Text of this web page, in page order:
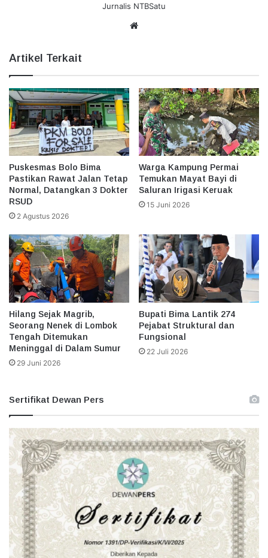
Jurnalis NTBSatu
Artikel Terkait
Puskesmas Bolo Bima
Pastikan Rawat Jalan Tetap
Normal, Datangkan 3 Dokter
RSUD
2 Agustus 2026
Warga Kampung Permai
Temukan Mayat Bayi di
Saluran Irigasi Keruak
15 Juni 2026
Hilang Sejak Magrib,
Seorang Nenek di Lombok
Tengah Ditemukan
Meninggal di Dalam Sumur
29 Juni 2026
Bupati Bima Lantik 274
Pejabat Struktural dan
Fungsional
22 Juli 2026
Sertifikat Dewan Pers